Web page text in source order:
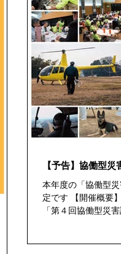
【予告】協働型
本年度の「協働型
定です 【開催概要】 イベント名：～首都圏災害に備えよう～
「第４回協働型災